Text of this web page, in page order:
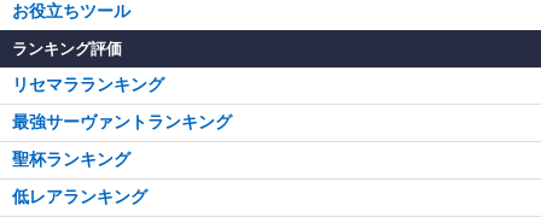
お役立ちツール
ランキング評価
リセマラランキング
最強サーヴァントランキング
聖杯ランキング
低レアランキング